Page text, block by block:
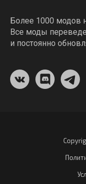
Более 1000 модов
Все моды
и постоянно